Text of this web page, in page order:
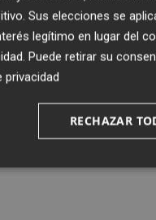
Sus elecciones se
legítimo en lugar del
. Puede retirar su
privacidad
RECHAZAR